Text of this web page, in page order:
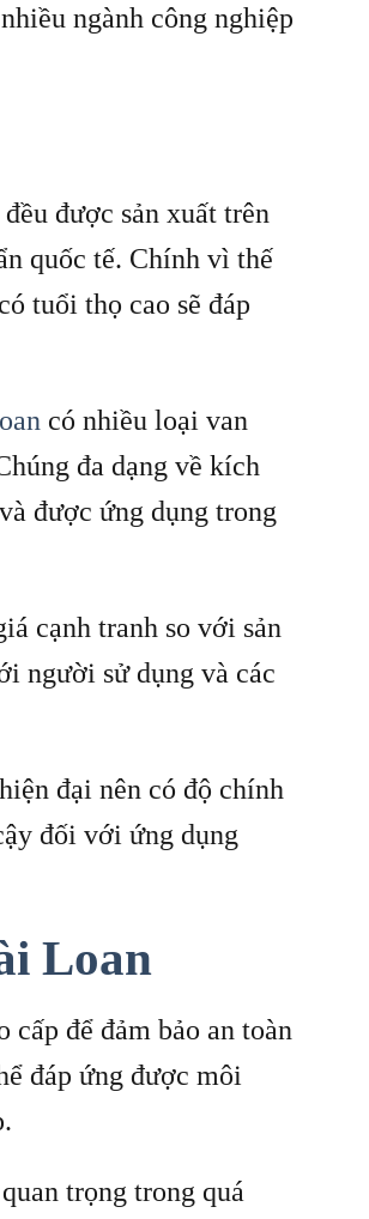
ngành công nghiệp
đều được sản xuất trên
quốc tế. Chính vì thế
tuổi thọ cao sẽ đáp
có nhiều loại van
đa dạng về kích
được ứng dụng trong
cạnh tranh so với sản
người sử dụng và các
đại nên có độ chính
đối với ứng dụng
Loan
để đảm bảo an toàn
đáp ứng được môi
trọng trong quá